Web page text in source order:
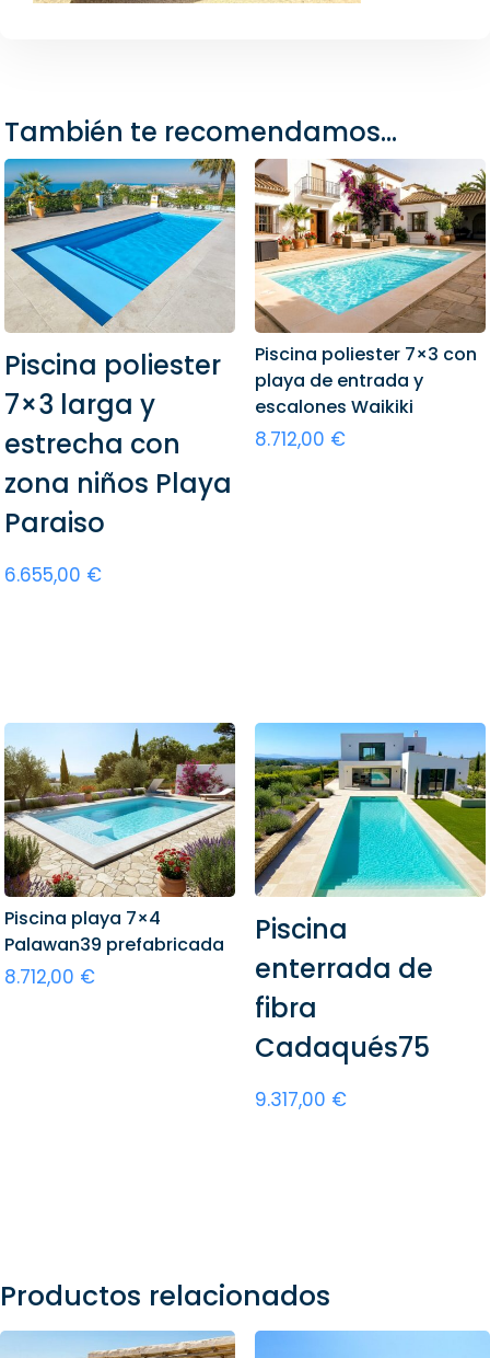
También te recomendamos…
Piscina poliester
7×3 larga y
estrecha con
zona niños Playa
Paraiso
6.655,00 €
Piscina poliester 7×3 con
playa de entrada y
escalones Waikiki
8.712,00 €
Piscina playa 7×4
Palawan39 prefabricada
8.712,00 €
Piscina
enterrada de
fibra
Cadaqués75
9.317,00 €
Productos relacionados